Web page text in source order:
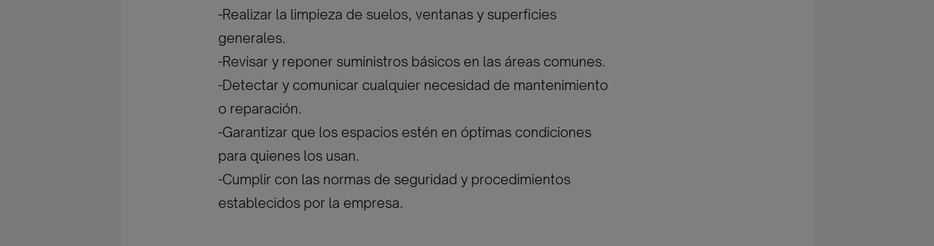
-Realizar la limpieza de suelos, ventanas y superficies
generales.
-Revisar y reponer suministros básicos en las áreas comunes.
-Detectar y comunicar cualquier necesidad de mantenimiento
o reparación.
-Garantizar que los espacios estén en óptimas condiciones
para quienes los usan.
-Cumplir con las normas de seguridad y procedimientos
establecidos por la empresa.